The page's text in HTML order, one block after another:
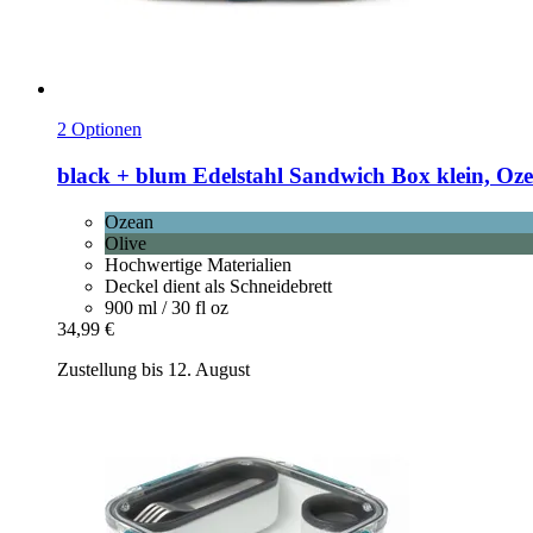
2 Optionen
black + blum Edelstahl Sandwich Box klein,
Ozean
Olive
Hochwertige Materialien
Deckel dient als Schneidebrett
900 ml / 30 fl oz
34,99 €
Zustellung bis 12. August